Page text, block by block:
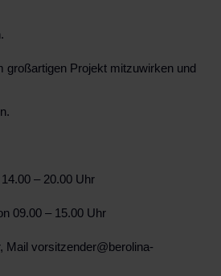
großartigen Projekt mitzuwirken und
– 20.00 Uhr
09.00 – 15.00 Uhr
Mail vorsitzender@berolina-